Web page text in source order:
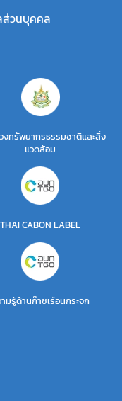
ส่วนบุคคล
งทรัพยากรธรรมชาติและสิ่ง
แวดล้อม
THAI CABON LABEL
มรู้ด้านก๊าซเรือนกระจก